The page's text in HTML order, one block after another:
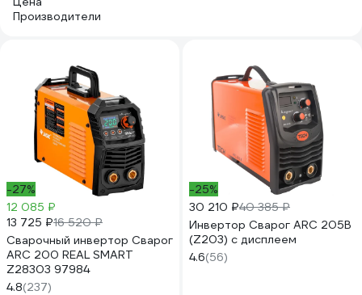
Производители
-27%
12 085 ₽
13 725 ₽16 520 ₽
Сварочный инвертор Сварог
ARC 200 REAL SMART
Z28303 97984
4.8(237)
-25%
30 210 ₽40 385 ₽
Инвертор Сварог ARC 205B
(Z203) с дисплеем
4.6(56)